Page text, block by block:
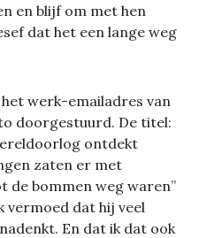
en blijf om met hen
dat het een lange weg
werk-emailadres van
doorgestuurd. De titel:
ontdekt
zaten er met
de bommen weg waren”
vermoed dat hij veel
En dat ik dat ook